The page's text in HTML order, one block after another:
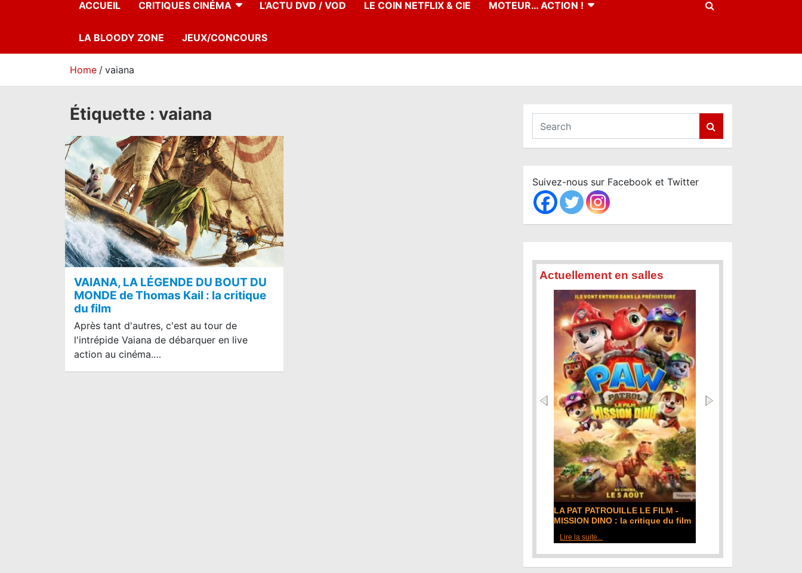
ACCUEIL CRITIQUES CINÉMA L’ACTU DVD / VOD LE COIN NETFLIX & CIE MOTEUR… ACTION !
LA BLOODY ZONE JEUX/CONCOURS
Home vaiana
Étiquette : vaiana
VAIANA, LA LÉGENDE DU BOUT DU
MONDE de Thomas Kail : la critique
du film
Après tant d'autres, c'est au tour de
l'intrépide Vaiana de débarquer en live
action au cinéma.…
a
c
h
Suivez-nous sur Facebook et Twitter
Actuellement en salles
LA PAT PATROUILLE LE FILM -
MISSION DINO : la critique du film
Lire la suite...